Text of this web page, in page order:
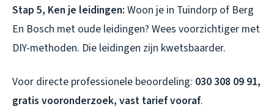
Stap 5, Ken je leidingen: Woon je in Tuindorp of Berg
En Bosch met oude leidingen? Wees voorzichtiger met
DIY-methoden. Die leidingen zijn kwetsbaarder.
Voor directe professionele beoordeling: 030 308 09 91,
gratis vooronderzoek, vast tarief vooraf.